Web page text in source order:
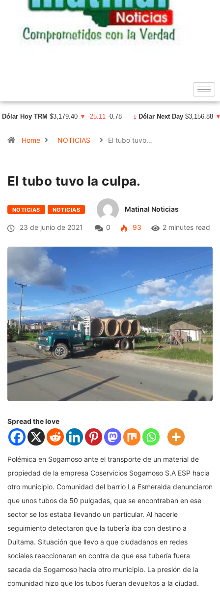
Dólar Hoy TRM $3,179.40 ▼ -25.11 -0.78 Dólar Next Day $3,156.88
Home NOTICIAS El tubo tuvo…
El tubo tuvo la culpa.
NOTICIAS NOTICIAS Matinal Noticias
23 de junio de 2021 0 93 2 minutes read
Spread the love
Polémica en Sogamoso ante el transporte de un material de
propiedad de la empresa Coservicios Sogamoso S.A ESP hacia
otro municipio. Comunidad del barrio La Esmeralda denunciaron
que unos tubos de 50 pulgadas, que se encontraban en ese
sector se los estaba llevando un particular. Al hacerle
seguimiento detectaron que la tubería iba con destino a
Duitama. Situación que llevo a que ciudadanos en redes
sociales reaccionaran en contra de que esa tubería fuera
sacada de Sogamoso hacia otro municipio. La presión de la
comunidad hizo que los tubos fueran devueltos a la ciudad.